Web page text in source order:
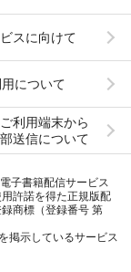
スに向けて
について
利用端末から
送信について
子書籍配信サービス
許諾を得た正規版配
商標（登録番号 第
掲示しているサービス